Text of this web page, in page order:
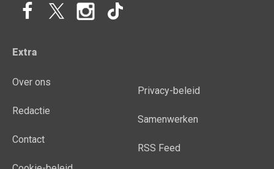
Extra
Over ons
Redactie
Contact
Privacy-beleid
Samenwerken
RSS Feed